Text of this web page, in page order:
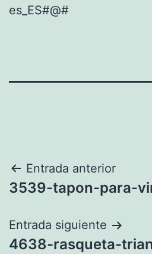
es_ES#@#
Navegación
de
entradas
Entrada anterior
3539-tapon-para-
Entrada siguiente
4638-rasqueta-